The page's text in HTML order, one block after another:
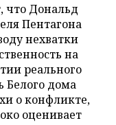
что Дональд
Пентагона
нехватки
на
реального
Белого дома
о конфликте,
оценивает